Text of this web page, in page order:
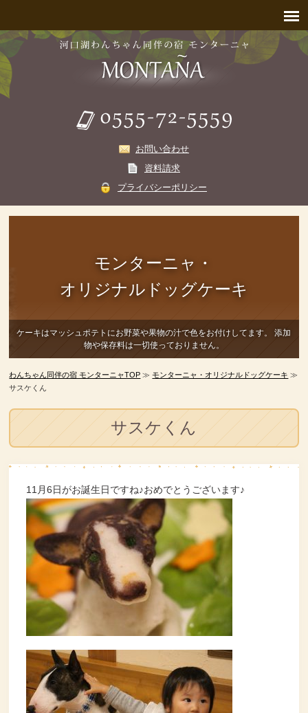
お問い合わせ
資料請求
プライバシーポリシー
モンターニャ・
オリジナルドッグケーキ
ケーキはマッシュポテトにお野菜や果物の汁で色をお付けしてます。
添加
物や保存料は一切使っておりません。
わんちゃん同伴の宿 モンターニャTOP ≫モンターニャ・オリジナルドッグケーキ ≫
サスケくん
サスケくん
11月6日がお誕生日ですね♪おめでとうございます♪